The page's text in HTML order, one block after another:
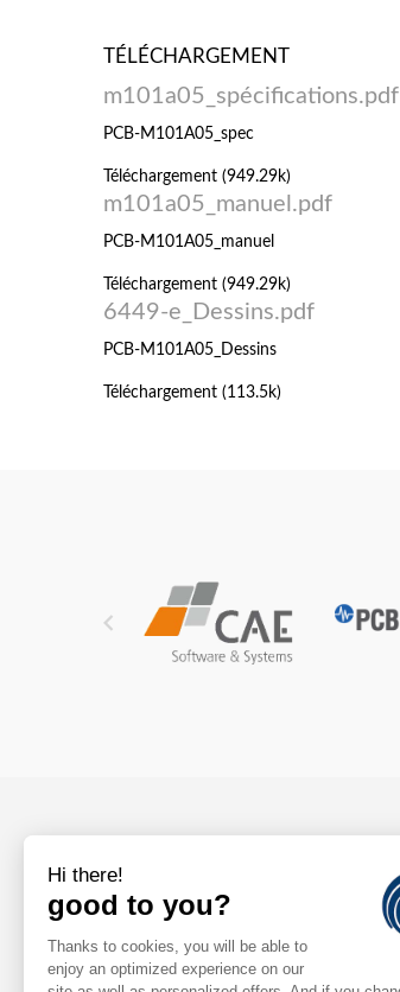
TÉLÉCHARGEMENT
m101a05_spécifications.pdf
PCB-M101A05_spec
Téléchargement (949.29k)
m101a05_manuel.pdf
PCB-M101A05_manuel
Téléchargement (949.29k)
6449-e_Dessins.pdf
PCB-M101A05_Dessins
Téléchargement (113.5k)

sales@dollenmeier.ch